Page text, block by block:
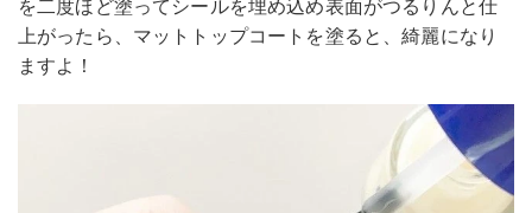
を二度ほど塗ってシールを埋め込め表面がつるりんと仕
上がったら、マットトップコートを塗ると、綺麗になり
ますよ！